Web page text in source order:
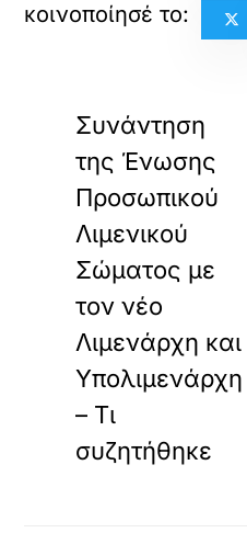
Συνάντηση
της Ένωσης
Προσωπικού
Λιμενικού
Σώματος με
τον νέο
Λιμενάρχη και
Υπολιμενάρχη
– Τι
συζητήθηκε